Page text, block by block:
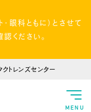
眼科ともに）とさせて
認ください。
トレンズセンター
MENU